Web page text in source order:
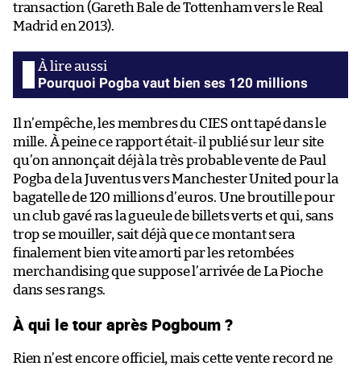
transaction (Gareth Bale de Tottenham vers le Real
Madrid en 2013).
Pourquoi Pogba vaut bien ses 120 millions
Il n’empêche, les membres du CIES ont tapé dans le
mille. À peine ce rapport était-il publié sur leur site
qu’on annonçait déjà la très probable vente de Paul
Pogba de la Juventus vers Manchester United pour la
bagatelle de 120 millions d’euros. Une broutille pour
un club gavé ras la gueule de billets verts et qui, sans
trop se mouiller, sait déjà que ce montant sera
finalement bien vite amorti par les retombées
merchandising que suppose l’arrivée de La Pioche
dans ses rangs.
À qui le tour après Pogboum ?
Rien n’est encore officiel, mais cette vente record ne